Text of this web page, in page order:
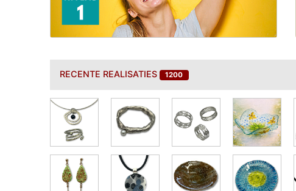
RECENTE REALISATIES 1200